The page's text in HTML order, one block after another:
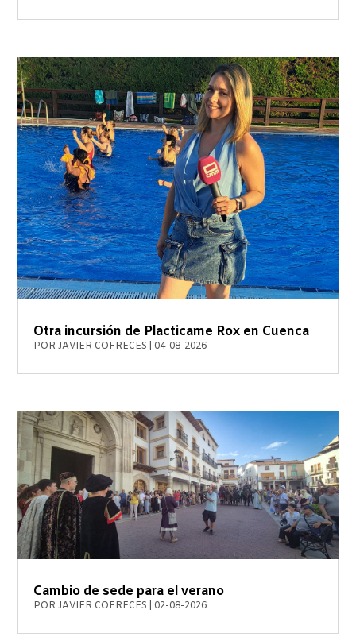
Otra incursión de Placticame Rox en Cuenca
PORJAVIER COFRECES 04-08-2026
Cambio de sede para el verano
PORJAVIER COFRECES 02-08-2026